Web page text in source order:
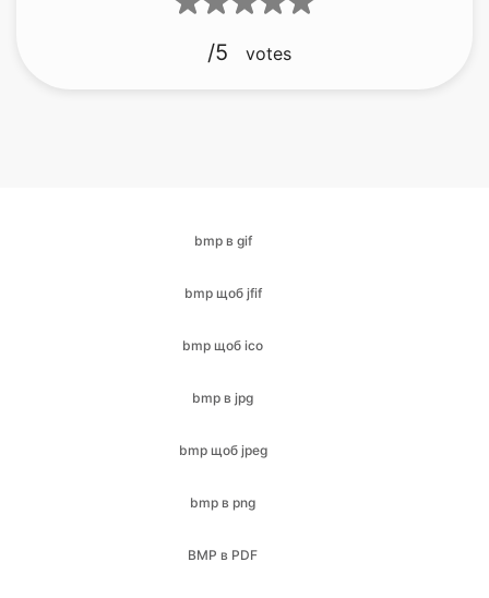
/5 votes
bmp в gif
bmp щоб jfif
bmp щоб ico
bmp в jpg
bmp щоб jpeg
bmp в png
BMP в PDF